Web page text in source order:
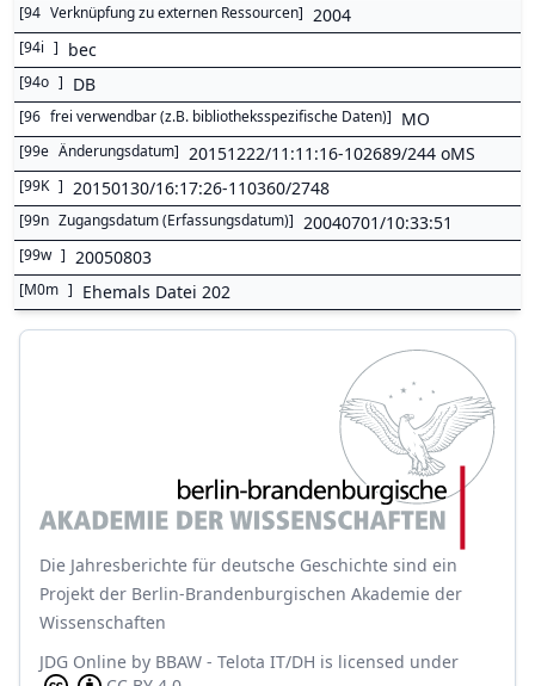
[94 Verknüpfung zu externen Ressourcen] 2004
[94i ] bec
[94o ] DB
[96 frei verwendbar (z.B. bibliotheksspezifische Daten)] MO
[99e Änderungsdatum] 20151222/11:11:16-102689/244 oMS
[99K ] 20150130/16:17:26-110360/2748
[99n Zugangsdatum (Erfassungsdatum)] 20040701/10:33:51
[99w ] 20050803
[M0m ] Ehemals Datei 202
Die Jahresberichte für deutsche Geschichte sind ein
Projekt der Berlin-Brandenburgischen Akademie der
Wissenschaften
JDG Online by BBAW - Telota IT/DH is licensed under